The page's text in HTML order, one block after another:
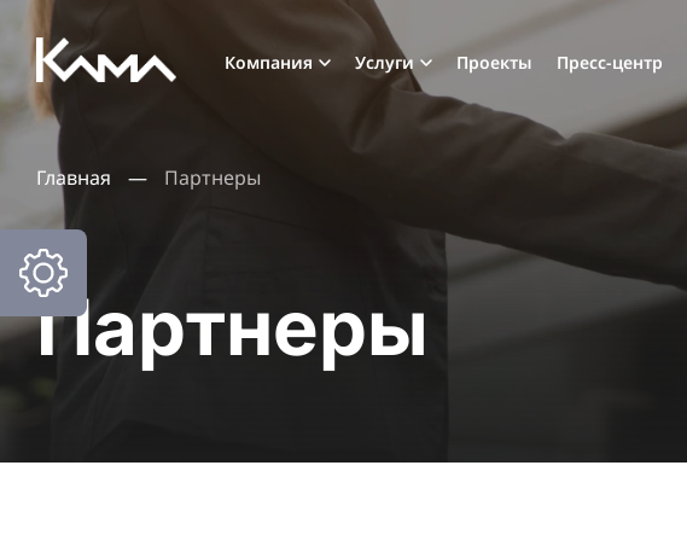
Компания Услуги Проекты Пресс-центр
Главная — Партнеры
Партнеры